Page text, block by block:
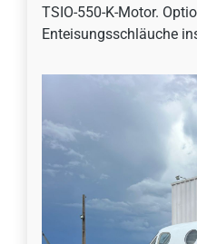
TSIO-550-K-Motor.
Enteisungsschläuche